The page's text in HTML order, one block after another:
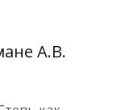
А.В.